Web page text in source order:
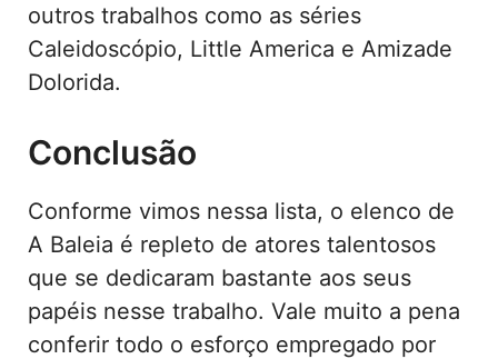
outros trabalhos como as séries
Caleidoscópio, Little America e Amizade
Dolorida.
Conclusão
Conforme vimos nessa lista, o elenco de
A Baleia é repleto de atores talentosos
que se dedicaram bastante aos seus
papéis nesse trabalho. Vale muito a pena
conferir todo o esforço empregado por